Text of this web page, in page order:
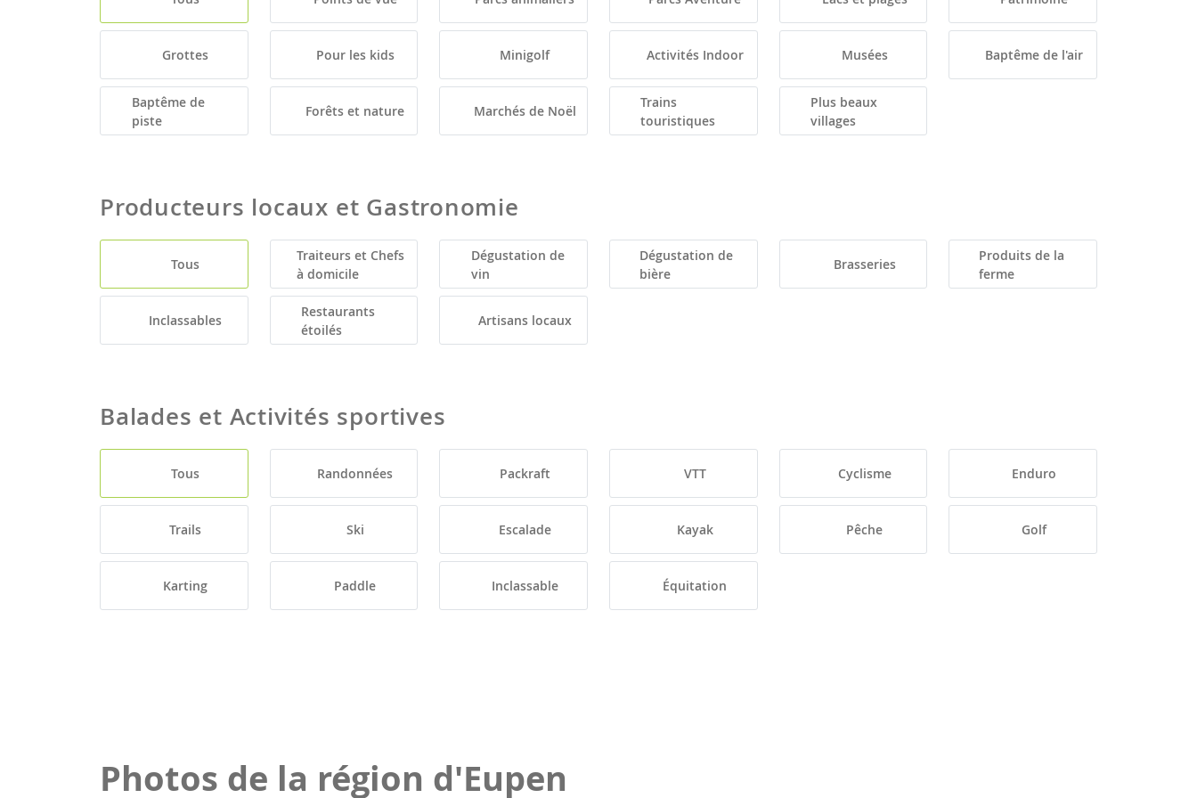
Grottes Pour les kids Minigolf Activités Indoor Musées Baptême de l'air
Baptême de
piste
Forêts et nature Marchés de Noël
Trains
touristiques
Plus beaux
villages
Producteurs locaux et Gastronomie
Tous
Traiteurs et Chefs
à domicile
Dégustation de
vin
Dégustation de
bière
Brasseries
Produits de la
ferme
Inclassables
Restaurants
étoilés
Artisans locaux
Balades et Activités sportives
Tous Randonnées Packraft VTT Cyclisme Enduro
Trails Ski Escalade Kayak Pêche Golf
Karting Paddle Inclassable Équitation
Photos de la région d'Eupen